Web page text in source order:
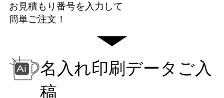
お見積もり番号を入力して
簡単ご注文！
名入れ印刷データご入
稿